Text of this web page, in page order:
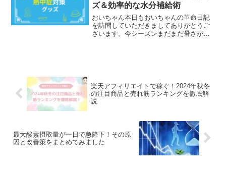
ズ＆効率的な水分補給術
おいちゃん本日もおいちゃんの革命日記
を訪問していただきましてありがとうご
ざいます。今シーズンまだまだ暑さが続
楽天アフィリエイトで稼ぐ！2024年秋冬
の注目商品と売れ筋ランキングを徹底解
説
最大酸素摂取量が一日で急降下！その原
因と改善策をまとめてみました